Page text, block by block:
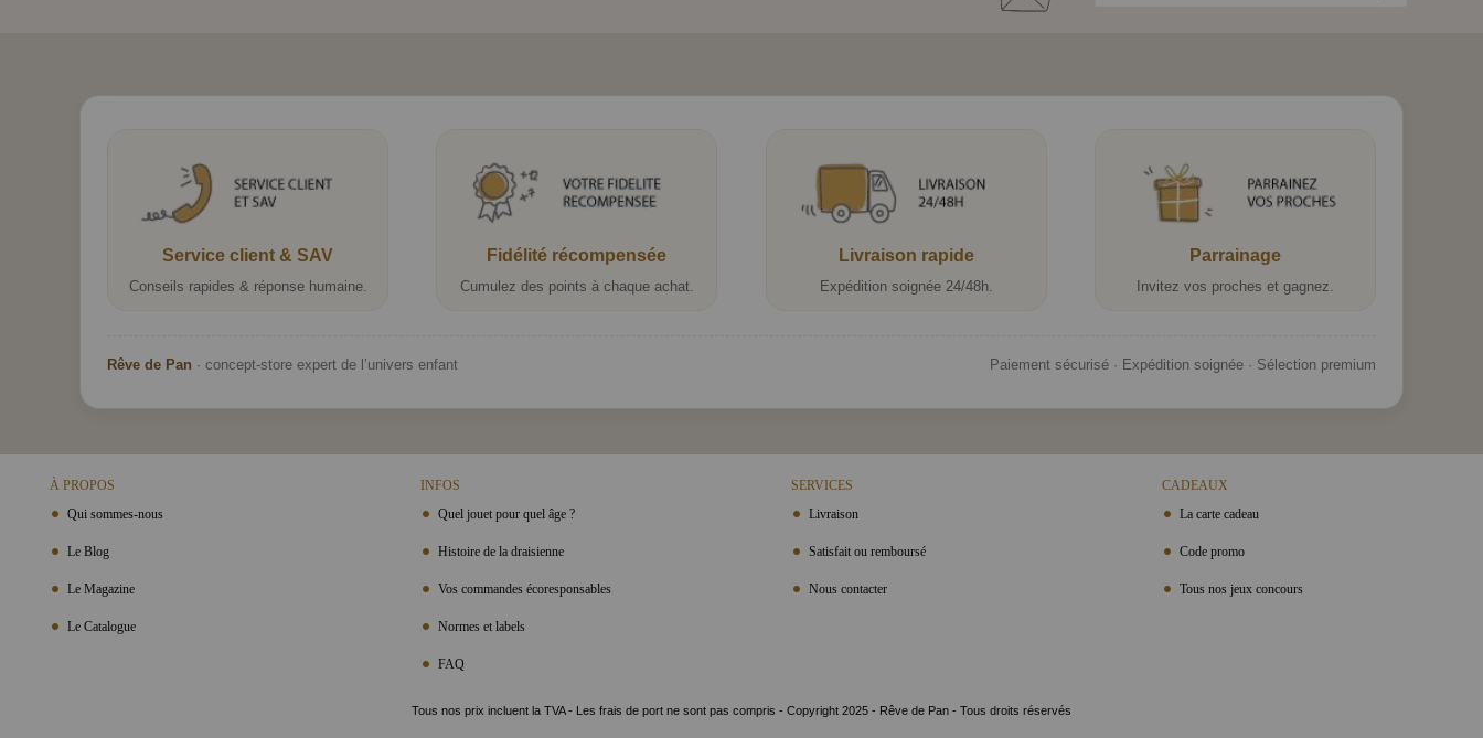
Service client & SAV
Conseils rapides & réponse humaine.
Fidélité récompensée
Cumulez des points à chaque achat.
Livraison rapide
Expédition soignée 24/48h.
Parrainage
Invitez vos proches et gagnez.
Rêve de Pan · concept-store expert de l’univers enfant Paiement sécurisé · Expédition soignée · Sélection premium
À PROPOS
Qui sommes-nous
Le Blog
Le Magazine
Le Catalogue
INFOS
Quel jouet pour quel âge ?
Histoire de la draisienne
Vos commandes écoresponsables
Normes et labels
FAQ
SERVICES
Livraison
Satisfait ou remboursé
Nous contacter
CADEAUX
La carte cadeau
Code promo
Tous nos jeux concours
Tous nos prix incluent la TVA - Les frais de port ne sont pas compris - Copyright 2025 - Rêve de Pan - Tous droits réservés